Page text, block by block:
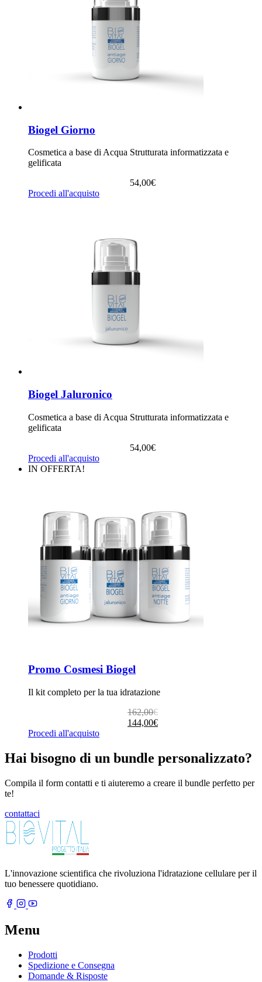
Biogel Giorno
Cosmetica a base di Acqua Strutturata informatizzata e
gelificata
54,00€
Procedi all'acquisto
Biogel Jaluronico
Cosmetica a base di Acqua Strutturata informatizzata e
gelificata
54,00€
Procedi all'acquisto
IN OFFERTA!
Promo Cosmesi Biogel
Il kit completo per la tua idratazione
162,00€
Il
prezzo
162,00€.
144,00€
Il
prezzo
144,00€.
Procedi all'acquisto
Hai bisogno di un bundle personalizzato?
Compila il form contatti e ti aiuteremo a creare il bundle perfetto per
te!
contattaci
L'innovazione scientifica che rivoluziona l'idratazione cellulare per il
tuo benessere quotidiano.
Menu
Prodotti
Spedizione e Consegna
Domande & Risposte